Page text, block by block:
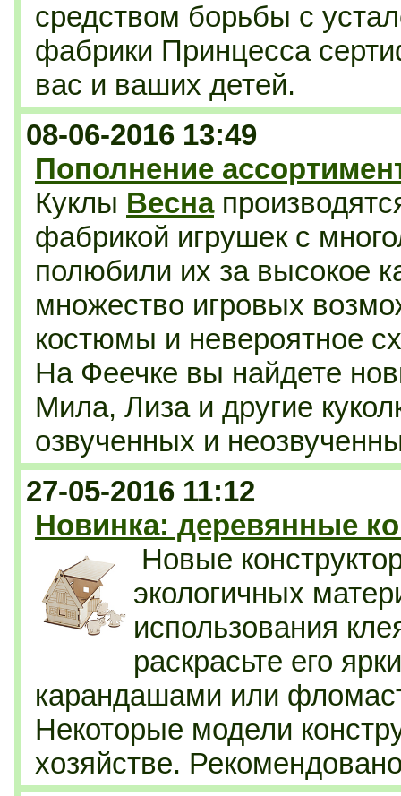
средством борьбы с
фабрики Принцесса
вас и ваших детей.
08-06-2016 13:49
Пополнение
Куклы Весна
фабрикой игрушек с
полюбили их за высокое
множество игровых
костюмы и невероятное
На Феечке вы найдете
Мила, Лиза и другие
озвученных и
27-05-2016 11:12
Новинка: деревянные
Новые
экологичных
использования
раскрасьте его
карандашами или
Некоторые модели
хозяйстве.